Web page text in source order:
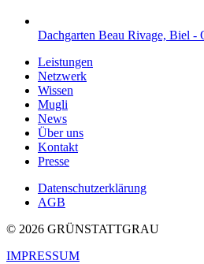
Dachgarten Beau Rivage, Biel
Leistungen
Netzwerk
Wissen
Mugli
News
Über uns
Kontakt
Presse
Datenschutzerklärung
AGB
© 2026 GRÜNSTATTGRAU
IMPRESSUM